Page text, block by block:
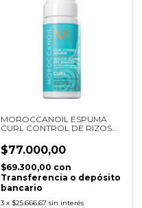
MOROCCANOIL ESPUMA
CURL CONTROL DE RIZOS
$77.000,00
$69.300,00 con
Transferencia o depósito
bancario
3 x $25.666,67 sin interés